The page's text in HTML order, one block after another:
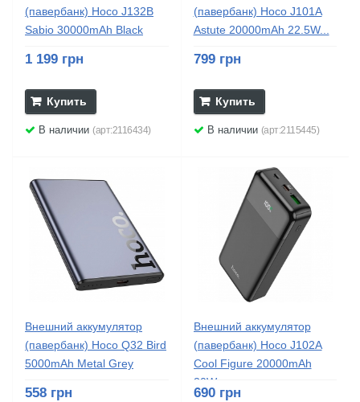
(павербанк) Hoco J132B
Sabio 30000mAh Black
1 199 грн
Купить
В наличии (арт:2116434)
(павербанк) Hoco J101A
Astute 20000mAh 22.5W...
799 грн
Купить
В наличии (арт:2115445)
Внешний аккумулятор
(павербанк) Hoco Q32 Bird
5000mAh Metal Grey
558 грн
Внешний аккумулятор
(павербанк) Hoco J102A
Cool Figure 20000mAh
20W...
690 грн